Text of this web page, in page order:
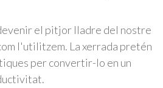
el pitjor lladre del nostre
l'utilitzem. La xerrada pretén
per convertir-lo en un